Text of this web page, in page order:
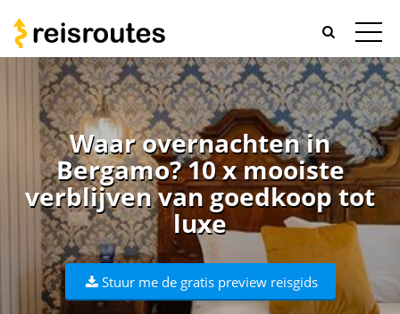
Waar overnachten in
Bergamo? 10 x mooiste
verblijven van goedkoop tot
luxe
Stuur me de gratis preview reisgids